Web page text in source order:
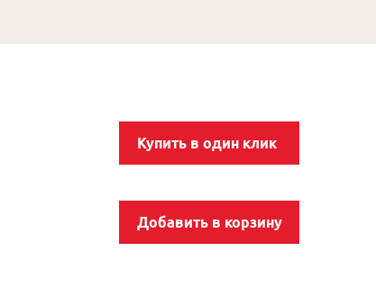
Купить в один клик
Добавить в корзину